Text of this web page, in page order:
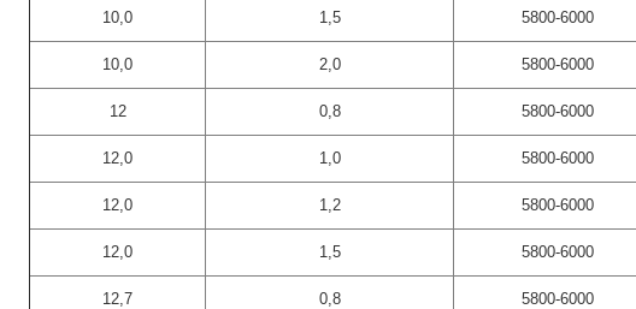
10,0 1,5 5800-6000
10,0 2,0 5800-6000
12 0,8 5800-6000
12,0 1,0 5800-6000
12,0 1,2 5800-6000
12,0 1,5 5800-6000
12,7 0,8 5800-6000